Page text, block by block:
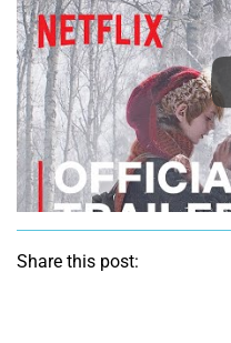
Share this post: